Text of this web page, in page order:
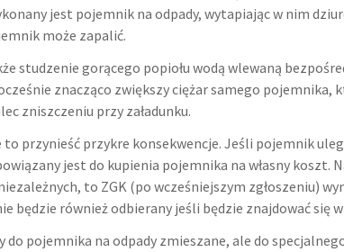
jest pojemnik na odpady, wytapiając w nim
może zapalić.
studzenie gorącego popiołu wodą wlewaną
znacząco zwiększy ciężar samego
zniszczeniu przy załadunku.
to przynieść przykre konsekwencje. Jeśli pojemnik
jest do kupienia pojemnika na własny
to ZGK (po wcześniejszym zgłoszeniu)
będzie również odbierany jeśli będzie znajdować się
do pojemnika na odpady zmieszane, ale do